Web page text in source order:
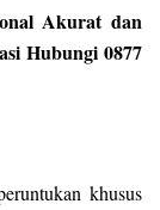
Akurat dan
Hubungi 0877
khusus